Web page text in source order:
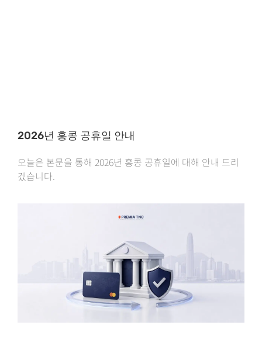
2026년 홍콩 공휴일 안내
오늘은 본문을 통해 2026년 홍콩 공휴일에 대해 안내 드리
겠습니다.